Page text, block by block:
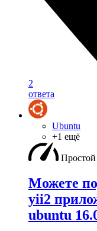
2
ответа
Ubuntu
+1 ещё
Простой
Можете
yii2
ubuntu